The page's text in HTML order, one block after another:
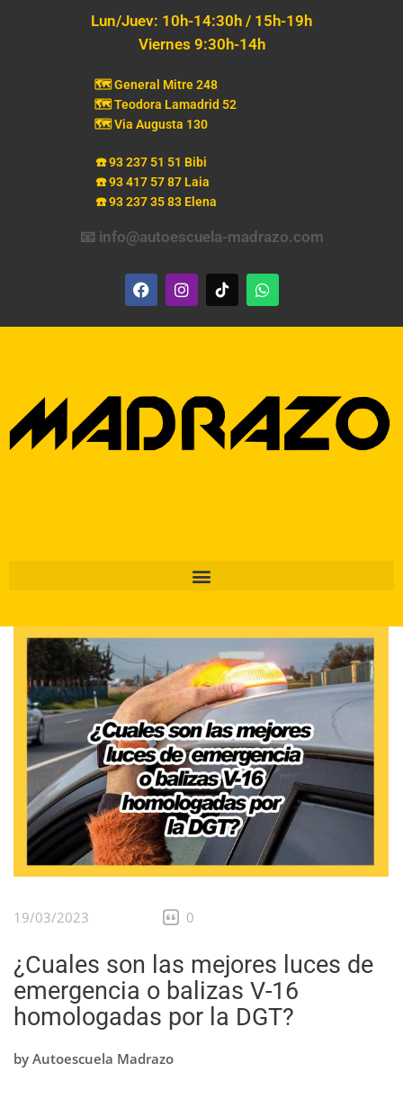
Lun/Juev: 10h-14:30h / 15h-19h
Viernes 9:30h-14h
🗺️ General Mitre 248
🗺️ Teodora Lamadrid 52
🗺️ Via Augusta 130
☎️ 93 237 51 51 Bibi
☎️ 93 417 57 87 Laia
☎️ 93 237 35 83 Elena
📧 info@autoescuela-madrazo.com
19/03/2023 0
¿Cuales son las mejores luces de
emergencia o balizas V-16
homologadas por la DGT?
by Autoescuela Madrazo